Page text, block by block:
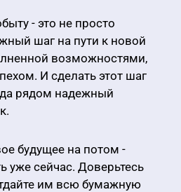
- это не просто
шаг на пути к новой
возможностями,
И сделать этот шаг
рядом надежный
будущее на потом -
уже сейчас. Доверьтесь
им всю бумажную